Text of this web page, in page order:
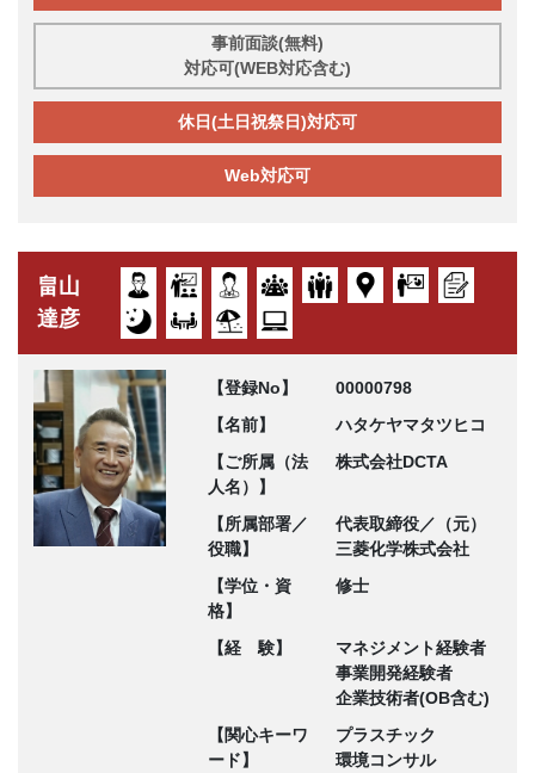
事前面談(無料)
対応可(WEB対応含む)
休日(土日祝祭日)対応可
Web対応可
畠山
達彦
【登録No】
00000798
【名前】
ハタケヤマタツヒコ
【ご所属（法
人名）】
株式会社DCTA
【所属部署／
役職】
代表取締役／（元）
三菱化学株式会社
【学位・資
格】
修士
【経 験】
マネジメント経験者
事業開発経験者
企業技術者(OB含む)
【関心キーワ
ード】
プラスチック
環境コンサル